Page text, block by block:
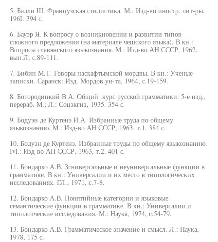
5. Балли Ш. Французская стилистика. М.: Изд-во иностр. лит-ры,
196I. 394 с.
6. Бауэр Я. К вопросу о возникновении и развитии типов
сложного предложения (на материале чешского языка). В кн.:
Вопросы славянского языкознания. М.: Изд-во АН СССР, 1962,
вып.Л, с.89-111.
7. Бибин М.Т. Говоры наскафтымской мордвы. В кн.: Ученые
записки. Саранск: Изд. Мордов.ун-та, 1964, с.19-159.
8. Богородицкий В.А. Общий .курс русской грамматики: 5-е изд.,
перераб. М.; Л.: Соцэкгиз, 1935. 354 с.
9. Бодуэн де Куртенэ И.А. Избранные труда по общему
языкознанию. М.: Изд-во АН СССР, 1963, т.1. 384 с.
10. Бодуэн де Куртенэ. Избранные труды по общему языкознанию.
Ivl.: Изд-во АН СССР, 1963, т.2. 401 с.
11. Бондарко А.В. Згниверсальные и неуниверсальные функции в
грамматике. В кн.: Универсалии и их место в типологических
исследованиях. ГЛ., 1971, с.7-8.
12. Бондарко А.В. Понятийные категории и языковые
семантические функции в грамматике. В кн.: Универсалии и
типолотческие исследования. М.: Наука, 1974, с.54-79.
13. Бондарко А.В. Грамматическое значение и смысл. Л.: Наука,
1978, 175 с.